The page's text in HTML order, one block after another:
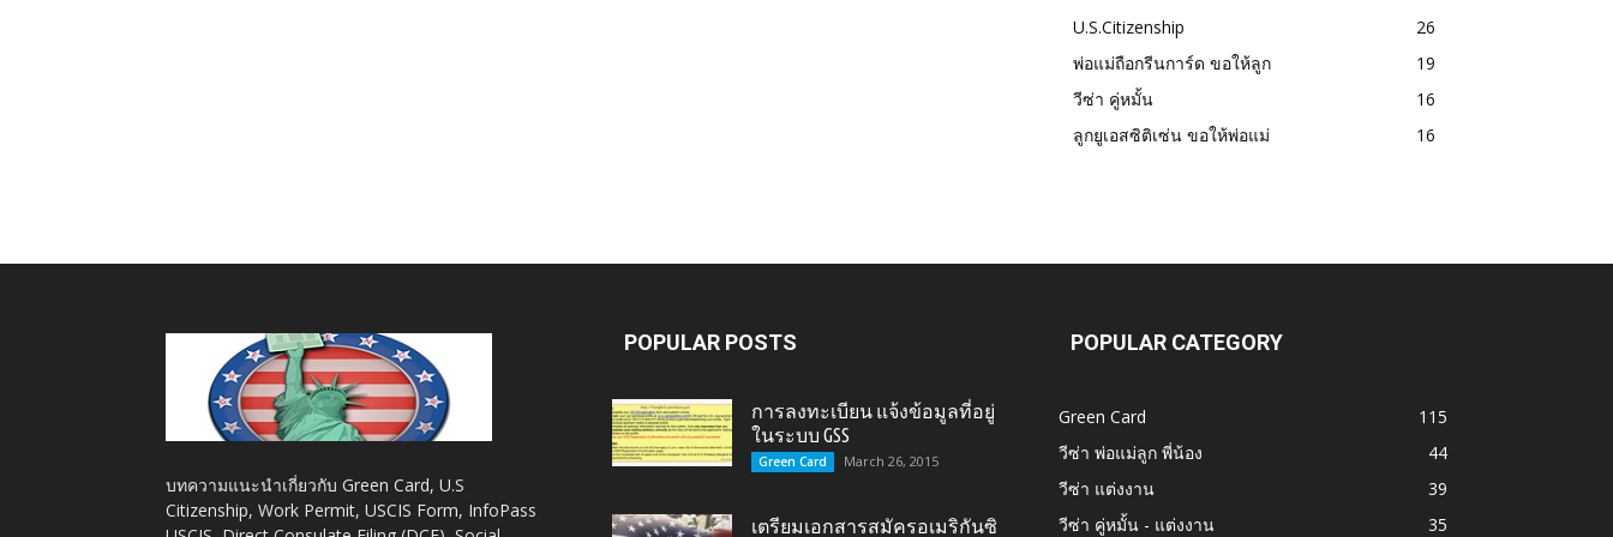
U.S.Citizenship
26
พ่อแม่ถือกรีนการ์ด ขอให้ลูก
19
วีซ่า คู่หมั้น
16
ลูกยูเอสซิติเซ่น ขอให้พ่อแม่
16
บทความแนะนำเกี่ยวกับ Green Card, U.S
Citizenship, Work Permit, USCIS Form, InfoPass
POPULAR POSTS
การลงทะเบียน แจ้งข้อมูลที่อยู่
ในระบบ GSS
Green Card March 26, 2015
เตรียมเอกสารสมัครอเมริกันซิ
POPULAR CATEGORY
Green Card
115
วีซ่า พ่อแม่ลูก พี่น้อง
44
วีซ่า แต่งงาน
39
วีซ่า คู่หมั้น - แต่งงาน
35